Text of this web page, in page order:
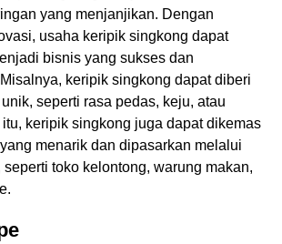
yang menjanjikan. Dengan
usaha keripik singkong dapat
bisnis yang sukses dan
keripik singkong dapat diberi
seperti rasa pedas, keju, atau
keripik singkong juga dapat dikemas
menarik dan dipasarkan melalui
toko kelontong, warung makan,